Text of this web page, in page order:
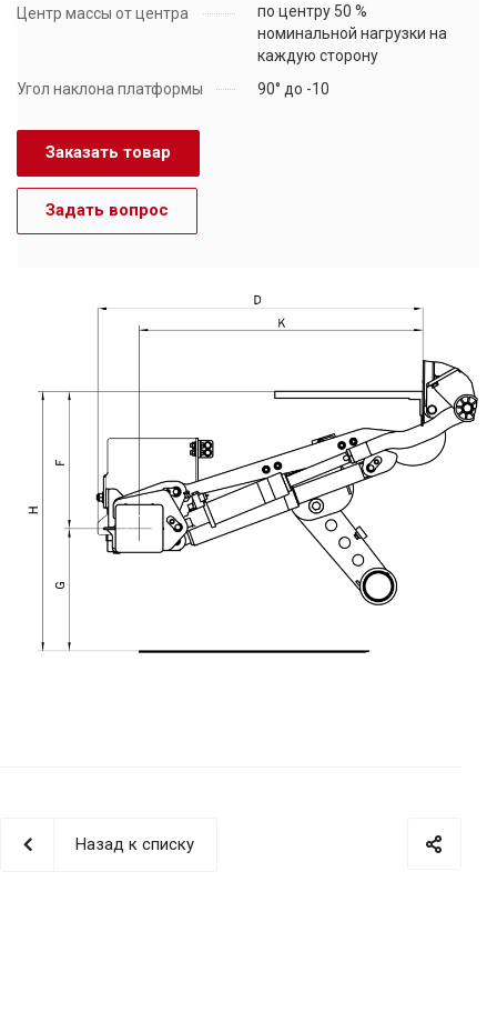
Центр массы от центра
по центру 50 %
номинальной нагрузки на
каждую сторону
Угол наклона платформы
90° до -10
Заказать товар
Задать вопрос
Назад к списку